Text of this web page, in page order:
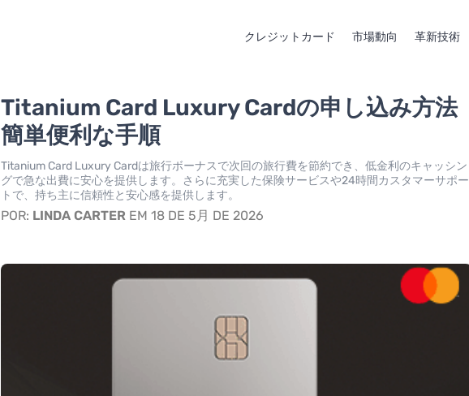
クレジットカード 市場動向 革新技術
Titanium Card Luxury Cardの申し込み方法
簡単便利な手順
Titanium Card Luxury Cardは旅行ボーナスで次回の旅行費を節約でき、低金利のキャッシン
グで急な出費に安心を提供します。さらに充実した保険サービスや24時間カスタマーサポー
トで、持ち主に信頼性と安心感を提供します。
POR: LINDA CARTER EM 18 DE 5月 DE 2026